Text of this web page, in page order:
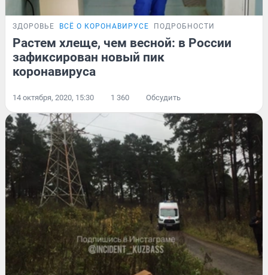
ЗДОРОВЬЕ ВСЁ О КОРОНАВИРУСЕ ПОДРОБНОСТИ
Растем хлеще, чем весной: в России
зафиксирован новый пик
коронавируса
14 октября, 2020, 15:30 1 360 Обсудить